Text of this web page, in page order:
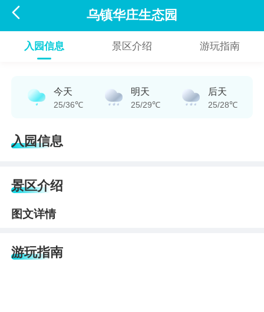
 乌镇华庄生态园
入园信息 景区介绍 游玩指南
今天
25/36℃
明天
25/29℃
后天
25/28℃
入园信息
景区介绍
图文详情
游玩指南